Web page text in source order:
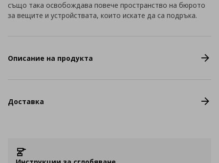
също така освобождава повече пространство на бюрото
за вещите и устройствата, които искате да са подръка.
Описание на продукта
Доставка